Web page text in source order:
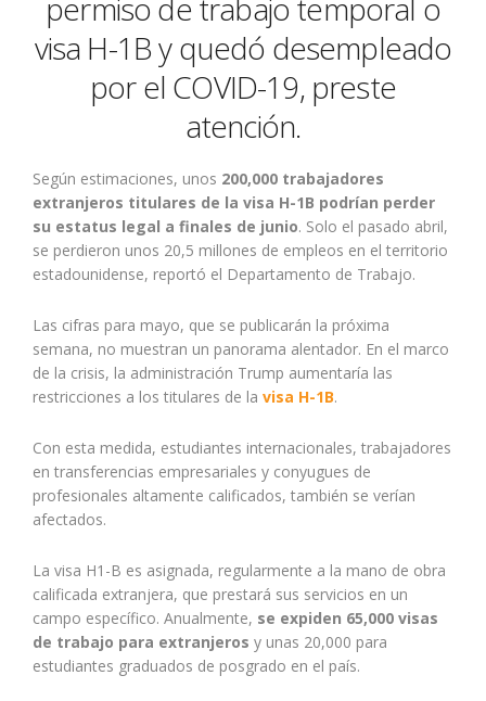
visa H-1B y quedó desempleado
por el COVID-19, preste
atención.
Según estimaciones, unos 200,000 trabajadores
extranjeros titulares de la visa H-1B podrían perder
su estatus legal a finales de junio. Solo el pasado abril,
se perdieron unos 20,5 millones de empleos en el territorio
estadounidense, reportó el Departamento de Trabajo.
Las cifras para mayo, que se publicarán la próxima
semana, no muestran un panorama alentador. En el marco
de la crisis, la administración Trump aumentaría las
restricciones a los titulares de la visa H-1B.
Con esta medida, estudiantes internacionales, trabajadores
en transferencias empresariales y conyugues de
profesionales altamente calificados, también se verían
afectados.
La visa H1-B es asignada, regularmente a la mano de obra
calificada extranjera, que prestará sus servicios en un
campo específico. Anualmente, se expiden 65,000 visas
de trabajo para extranjeros y unas 20,000 para
estudiantes graduados de posgrado en el país.